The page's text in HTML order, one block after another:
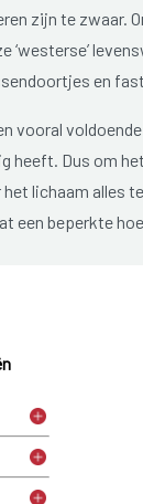
zijn te zwaar.
en
vooral
heeft. Dus om
lichaam alles
een beperkte
gewicht te
oude
te bewegen. Bij